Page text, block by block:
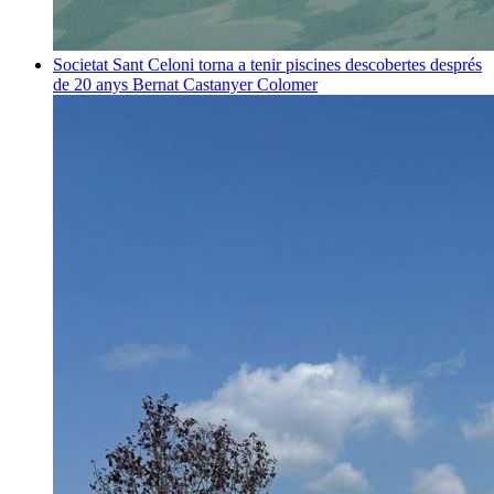
Societat Sant Celoni torna a tenir piscines descobertes després
de 20 anys Bernat Castanyer Colomer